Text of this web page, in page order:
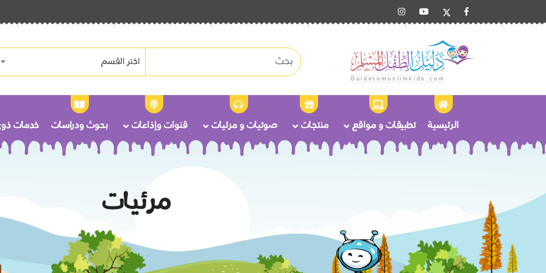
اختر القسم
الرئيسية تطبيقات و مواقع منتجات صوتيات و مرئيات قنوات وإذاعات بحوث ودراسات خدمات
مرئيات